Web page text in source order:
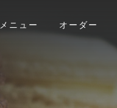
メニュー オーダー